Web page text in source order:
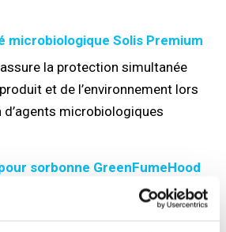
microbiologique Solis Premium
la protection simultanée
et de l’environnement lors
d’agents microbiologiques
sorbonne GreenFumeHood
permet de transformer une